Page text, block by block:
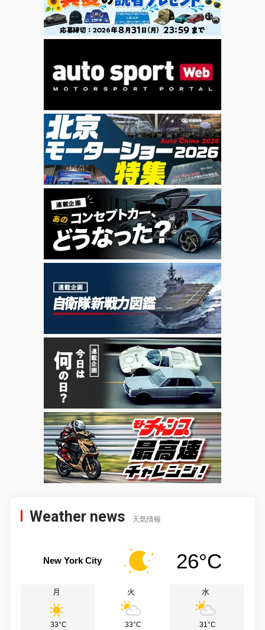
Weather news 天気情報
New York City 26°C
月
33°C
火
33°C
水
31°C